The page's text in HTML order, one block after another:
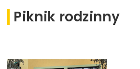
Piknik rodzinny